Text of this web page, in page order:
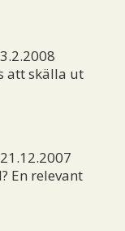
att skälla ut
En relevant